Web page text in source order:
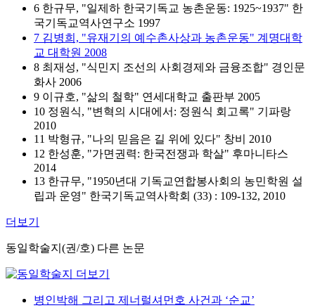
6 한규무, "일제하 한국기독교 농촌운동: 1925~1937" 한
국기독교역사연구소 1997
7 김병희, "유재기의 예수촌사상과 농촌운동" 계명대학
교 대학원 2008
8 최재성, "식민지 조선의 사회경제와 금융조합" 경인문
화사 2006
9 이규호, "삶의 철학" 연세대학교 출판부 2005
10 정원식, "변혁의 시대에서: 정원식 회고록" 기파랑
2010
11 박형규, "나의 믿음은 길 위에 있다" 창비 2010
12 한성훈, "가면권력: 한국전쟁과 학살" 후마니타스
2014
13 한규무, "1950년대 기독교연합봉사회의 농민학원 설
립과 운영" 한국기독교역사학회 (33) : 109-132, 2010
더보기
동일학술지(권/호) 다른 논문
병인박해 그리고 제너럴셔먼호 사건과 ‘순교’